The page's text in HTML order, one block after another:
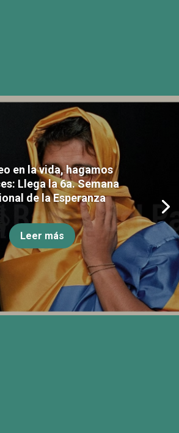
en la vida, hagamos
Llega la 6a. Semana
de la Esperanza
Leer más